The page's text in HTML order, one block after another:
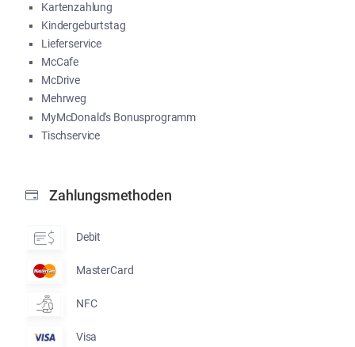
Kartenzahlung
Kindergeburtstag
Lieferservice
McCafe
McDrive
Mehrweg
MyMcDonald's Bonusprogramm
Tischservice
Zahlungsmethoden
Debit
MasterCard
NFC
Visa